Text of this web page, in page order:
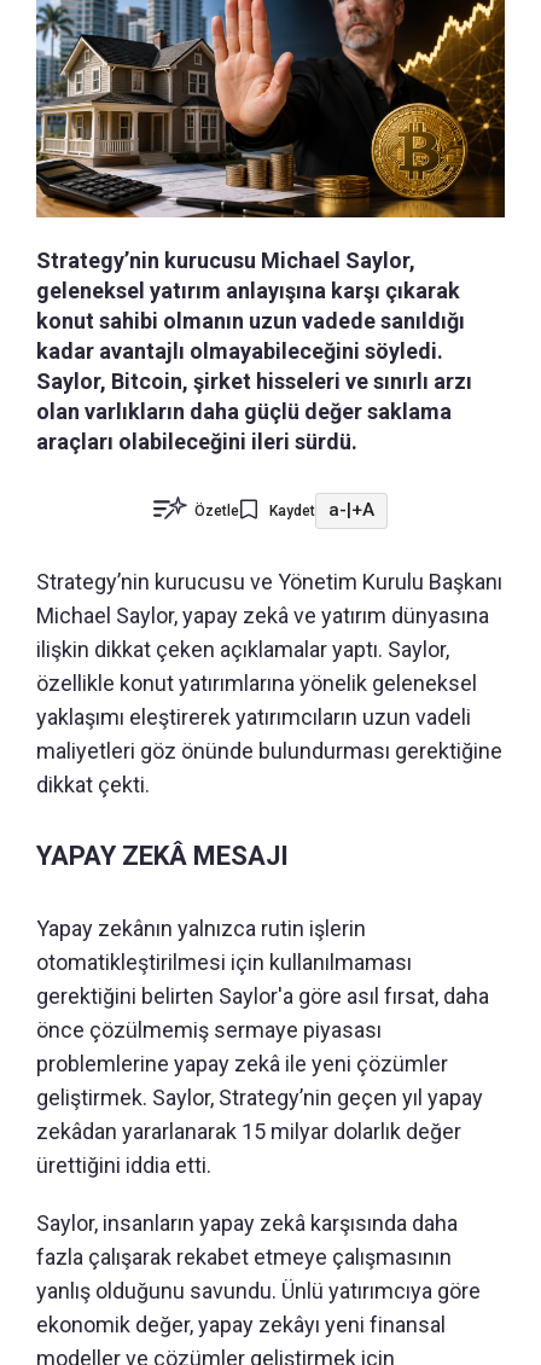
Strategy’nin kurucusu Michael Saylor,
geleneksel yatırım anlayışına karşı çıkarak
konut sahibi olmanın uzun vadede sanıldığı
kadar avantajlı olmayabileceğini söyledi.
Saylor, Bitcoin, şirket hisseleri ve sınırlı arzı
olan varlıkların daha güçlü değer saklama
araçları olabileceğini ileri sürdü.
Özetle Kaydet a-|+A
Strategy’nin kurucusu ve Yönetim Kurulu Başkanı
Michael Saylor, yapay zekâ ve yatırım dünyasına
ilişkin dikkat çeken açıklamalar yaptı. Saylor,
özellikle konut yatırımlarına yönelik geleneksel
yaklaşımı eleştirerek yatırımcıların uzun vadeli
maliyetleri göz önünde bulundurması gerektiğine
dikkat çekti.
YAPAY ZEKÂ MESAJI
Yapay zekânın yalnızca rutin işlerin
otomatikleştirilmesi için kullanılmaması
gerektiğini belirten Saylor'a göre asıl fırsat, daha
önce çözülmemiş sermaye piyasası
problemlerine yapay zekâ ile yeni çözümler
geliştirmek. Saylor, Strategy’nin geçen yıl yapay
zekâdan yararlanarak 15 milyar dolarlık değer
ürettiğini iddia etti.
Saylor, insanların yapay zekâ karşısında daha
fazla çalışarak rekabet etmeye çalışmasının
yanlış olduğunu savundu. Ünlü yatırımcıya göre
ekonomik değer, yapay zekâyı yeni finansal
modeller ve çözümler geliştirmek için